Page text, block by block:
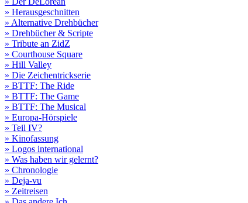
» Herausgeschnitten
» Alternative Drehbücher
» Drehbücher & Scripte
» Tribute an ZidZ
» Courthouse Square
» Hill Valley
» Die Zeichentrickserie
» BTTF: The Ride
» BTTF: The Game
» BTTF: The Musical
» Europa-Hörspiele
» Teil IV?
» Kinofassung
» Logos international
» Was haben wir gelernt?
» Chronologie
» Deja-vu
» Zeitreisen